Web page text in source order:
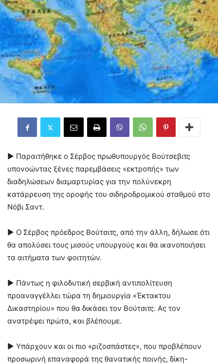
► Παραιτήθηκε ο Σέρβος πρωθυπουργός Βούτσεβιτς
υπονοώντας ξένες παρεμβάσεις «εκτροπής» των
διαδηλώσεων διαμαρτυρίας για την πολύνεκρη
κατάρρευση της οροφής του σιδηροδρομικού σταθμού στο
Νόβι Σαντ.
► Ο Σέρβος πρόεδρος Βούτσιτς, από την άλλη, δήλωσε ότι
θα απολύσει τους μισούς υπουργούς και θα ικανοποιήσει
τα αιτήματα των φοιτητών.
► Πάντως η φιλοδυτική σερβική αντιπολίτευση
προαναγγέλλει τώρα τη δημιουργία «Έκτακτου
Δικαστηρίου» που θα δικάσει τον Βούτσιτς. Ας τον
ανατρέψει πρώτα, και βλέπουμε.
► Υπάρχουν και οι πιο «ριζοσπάστες», που προβλέπουν
προσωρινή επαναφορά της θανατικής ποινής, δίκη-